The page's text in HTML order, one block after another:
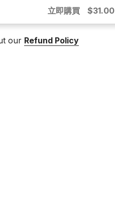
立即購買 $31.00
our Refund Policy